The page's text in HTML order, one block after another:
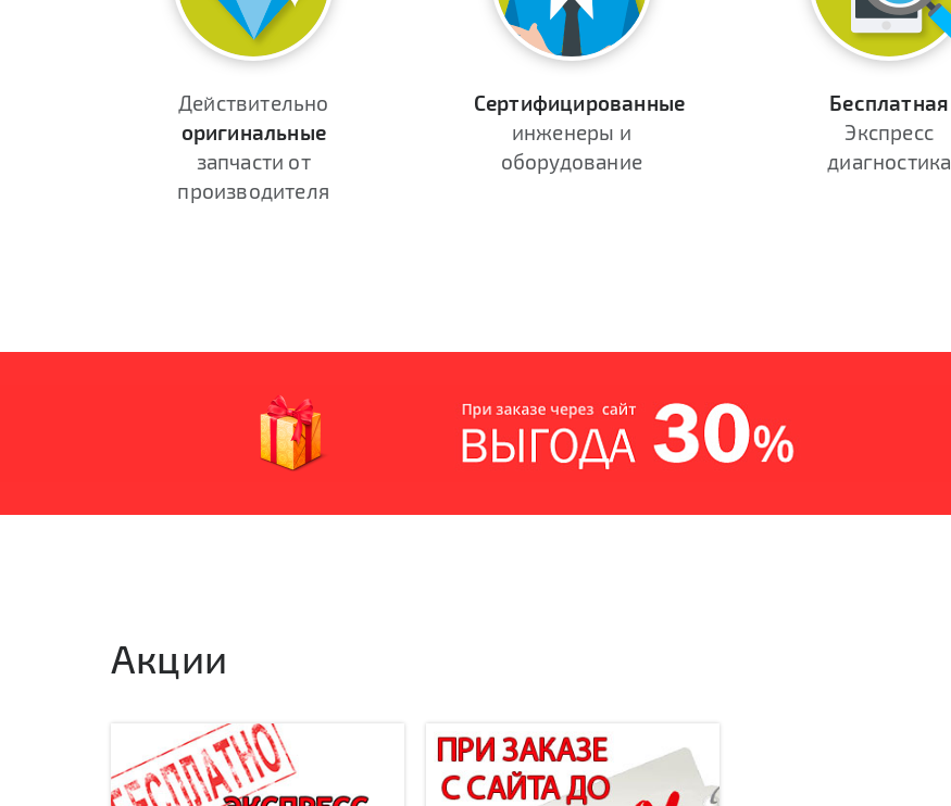
Действительно
оригинальные
запчасти от
производителя
Сертифицированные
инженеры и
оборудование
Бесплатная
Экспресс
диагностика
Акции